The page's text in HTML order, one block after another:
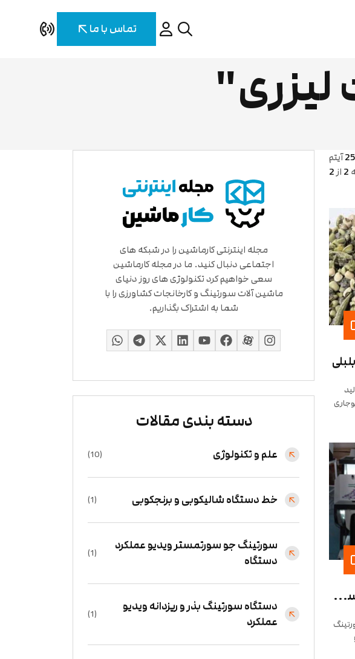
تماس با ما
25آیتم
2 از 2
فیلم معرفی سورتینگ حبوبات لیزری آبشاری سورت لپه ارسالی شرکت سورتینگ سورت مستر سال 1403
مجله اینترنتی کارماشین را در شبکه های
اجتماعی دنبال کنید. ما در مجله کارماشین
سعی خواهیم کرد تکنولوژی های روز دنیای
ماشین آلات سورتینگ و کارخانجات کشاورزی را با
شما به اشتراک بگذاریم.
دسته بندی مقالات
علم و تکنولوژی (10)
خط دستگاه شالیکوبی و برنجکوبی (1)
سورتینگ جو سورتمستر ویدیو عملکرد
دستگاه
(1)
دستگاه سورتینگ بذر و ریزدانه ویدیو
عملکرد
(1)